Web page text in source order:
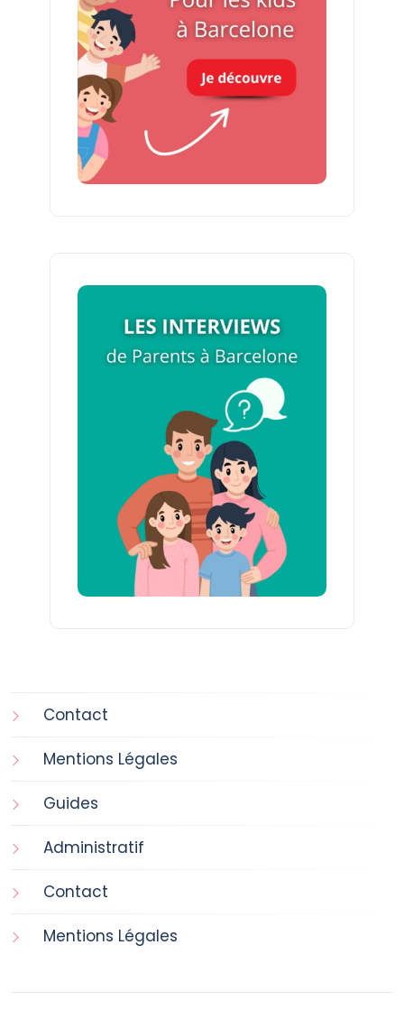
Contact
Mentions Légales
Guides
Administratif
Contact
Mentions Légales